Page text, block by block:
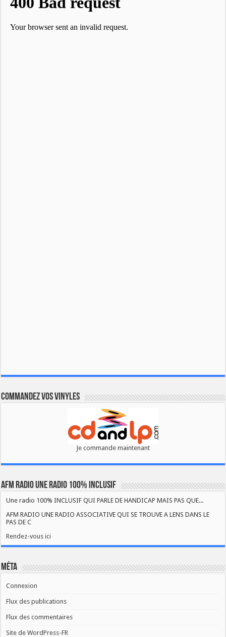
Commandez vos vinyles
Je commande maintenant
AFM RADIO UNE RADIO 100% INCLUSIF
Une radio 100% INCLUSIF QUI PARLE DE HANDICAP MAIS PAS QUE...
AFM RADIO UNE RADIO ASSOCIATIVE QUI SE TROUVE A LENS DANS LE
PAS DE C
Rendez-vous ici
Méta
Connexion
Flux des publications
Flux des commentaires
Site de WordPress-FR